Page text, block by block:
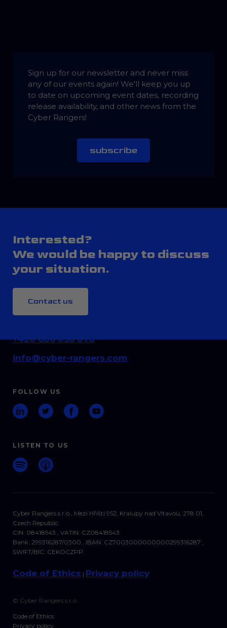
Sign up for our newsletter and never miss
any of our events again! We'll keep you up
to date on upcoming event dates, recording
release availability, and other news from the
Cyber Rangers!
subscribe
Interested?
We would be happy to discuss
your situation.
Contact us
+420 606 036 070
info@cyber-rangers.com
FOLLOW US
LISTEN TO US
Cyber Rangers s.r.o., Mezi Hřišti 952, Kralupy nad Vltavou, 278 01,
Czech Republic
CIN: 08418543 , VATIN: CZ08418543
Bank: 299316287/0300 , IBAN: CZ7003000000000299316287 ,
SWIFT/BIC: CEKOCZPP
Code of Ethics | Privacy policy
© Cyber Rangers s.r.o.
Code of Ethics
Privacy policy